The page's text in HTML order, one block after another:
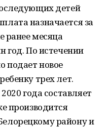
детей
назначается за
ранее месяца
год. По истечении
подает новое
трех лет.
года составляет
производится
району и